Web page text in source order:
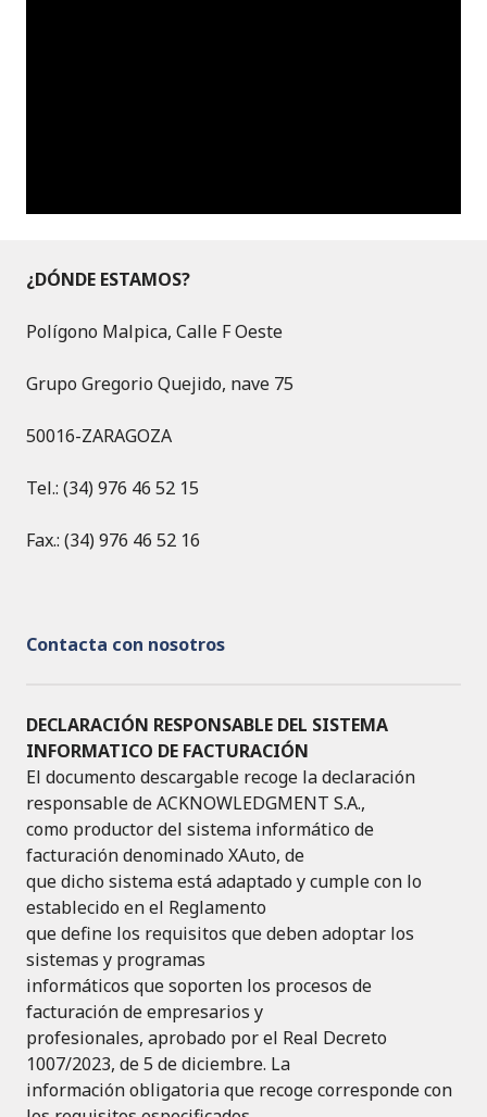
¿DÓNDE ESTAMOS?
Polígono Malpica, Calle F Oeste
Grupo Gregorio Quejido, nave 75
50016-ZARAGOZA
Tel.: (34) 976 46 52 15
Fax.: (34) 976 46 52 16
Contacta con nosotros
DECLARACIÓN RESPONSABLE DEL SISTEMA
INFORMATICO DE FACTURACIÓN
El documento descargable recoge la declaración
responsable de ACKNOWLEDGMENT S.A.,
como productor del sistema informático de
facturación denominado XAuto, de
que dicho sistema está adaptado y cumple con lo
establecido en el Reglamento
que define los requisitos que deben adoptar los
sistemas y programas
informáticos que soporten los procesos de
facturación de empresarios y
profesionales, aprobado por el Real Decreto
1007/2023, de 5 de diciembre. La
información obligatoria que recoge corresponde con